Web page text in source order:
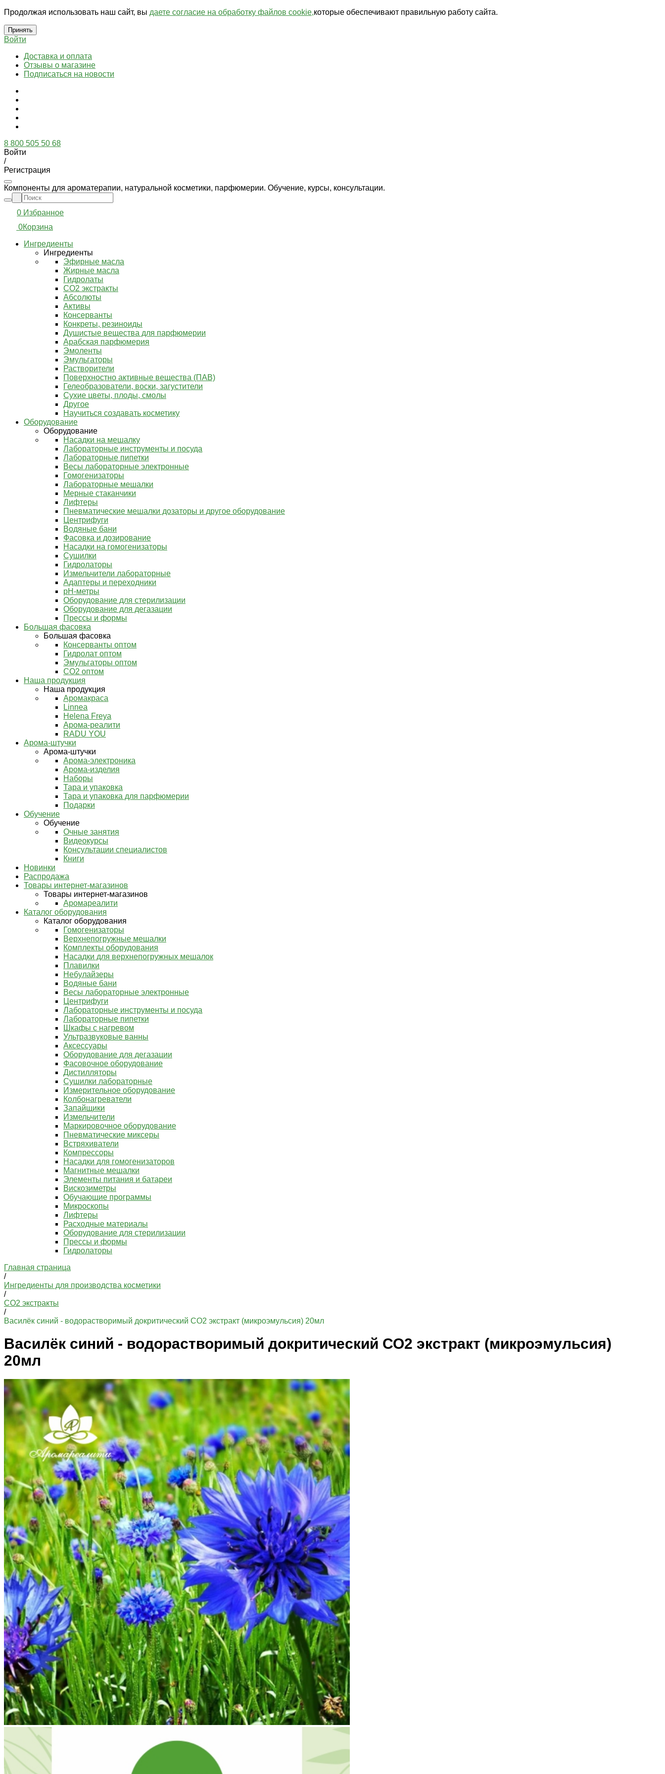
Продолжая использовать наш сайт, вы даете согласие на обработку файлов cookie,которые обеспечивают правильную работу сайта.
Принять
Войти
Доставка и оплата
Отзывы о магазине
Подписаться на новости
8 800 505 50 68
Войти
/
Регистрация
Компоненты для ароматерапии, натуральной косметики, парфюмерии. Обучение, курсы, консультации.
0 Избранное
0Корзина
Ингредиенты
Ингредиенты
Эфирные масла
Жирные масла
Гидролаты
СО2 экстракты
Абсолюты
Активы
Консерванты
Конкреты, резиноиды
Душистые вещества для парфюмерии
Арабская парфюмерия
Эмоленты
Эмульгаторы
Растворители
Поверхностно активные вещества (ПАВ)
Гелеобразователи, воски, загустители
Сухие цветы, плоды, смолы
Другое
Научиться создавать косметику
Оборудование
Оборудование
Насадки на мешалку
Лабораторные инструменты и посуда
Лабораторные пипетки
Весы лабораторные электронные
Гомогенизаторы
Лабораторные мешалки
Мерные стаканчики
Лифтеры
Пневматические мешалки дозаторы и другое оборудование
Центрифуги
Водяные бани
Фасовка и дозирование
Насадки на гомогенизаторы
Сушилки
Гидролаторы
Измельчители лабораторные
Адаптеры и переходники
pH-метры
Оборудование для стерилизации
Оборудование для дегазации
Прессы и формы
Большая фасовка
Большая фасовка
Консерванты оптом
Гидролат оптом
Эмульгаторы оптом
СО2 оптом
Наша продукция
Наша продукция
Аромакраса
Linnea
Helena Freya
Арома-реалити
RADU YOU
Арома-штучки
Арома-штучки
Арома-электроника
Арома-изделия
Наборы
Тара и упаковка
Тара и упаковка для парфюмерии
Подарки
Обучение
Обучение
Очные занятия
Видеокурсы
Консультации специалистов
Книги
Новинки
Распродажа
Товары интернет-магазинов
Товары интернет-магазинов
Аромареалити
Каталог оборудования
Каталог оборудования
Гомогенизаторы
Верхнепогружные мешалки
Комплекты оборудования
Насадки для верхнепогружных мешалок
Плавилки
Небулайзеры
Водяные бани
Весы лабораторные электронные
Центрифуги
Лабораторные инструменты и посуда
Лабораторные пипетки
Шкафы с нагревом
Ультразвуковые ванны
Аксессуары
Оборудование для дегазации
Фасовочное оборудование
Дистилляторы
Сушилки лабораторные
Измерительное оборудование
Колбонагреватели
Запайщики
Измельчители
Маркировочное оборудование
Пневматические миксеры
Встряхиватели
Компрессоры
Насадки для гомогенизаторов
Магнитные мешалки
Элементы питания и батареи
Вискозиметры
Обучающие программы
Микроскопы
Лифтеры
Расходные материалы
Оборудование для стерилизации
Прессы и формы
Гидролаторы
Главная страница
/
Ингредиенты для производства косметики
/
СО2 экстракты
/
Василёк синий - водорастворимый докритический СО2 экстракт (микроэмульсия) 20мл
Василёк синий - водорастворимый докритический СО2 экстракт (микроэмульсия)
20мл